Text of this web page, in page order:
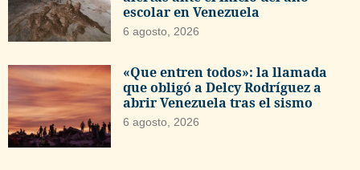
escolar en Venezuela
6 agosto, 2026
«Que entren todos»: la llamada
que obligó a Delcy Rodríguez a
abrir Venezuela tras el sismo
6 agosto, 2026